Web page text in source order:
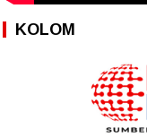
KOLOM